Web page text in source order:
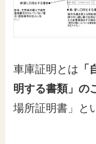
車庫証明とは
明する書類」の
場所証明書」と